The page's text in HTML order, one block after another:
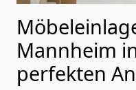
Mannheim
perfekten